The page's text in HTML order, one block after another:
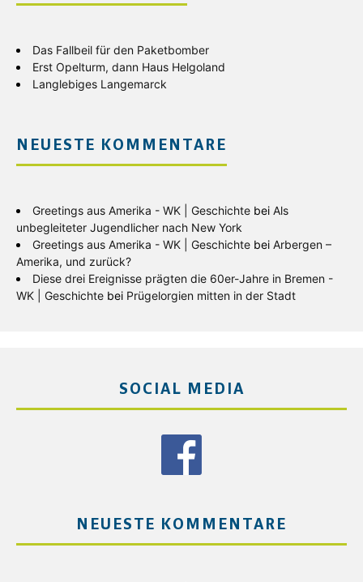
Das Fallbeil für den Paketbomber
Erst Opelturm, dann Haus Helgoland
Langlebiges Langemarck
NEUESTE KOMMENTARE
Greetings aus Amerika - WK | Geschichte bei Als
unbegleiteter Jugendlicher nach New York
Greetings aus Amerika - WK | Geschichte bei Arbergen –
Amerika, und zurück?
Diese drei Ereignisse prägten die 60er-Jahre in Bremen -
WK | Geschichte bei Prügelorgien mitten in der Stadt
SOCIAL MEDIA
NEUESTE KOMMENTARE